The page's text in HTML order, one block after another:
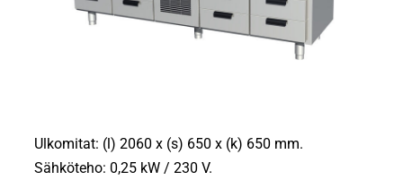
Ulkomitat: (l) 2060 x (s) 650 x (k) 650 mm.
Sähköteho: 0,25 kW / 230 V.